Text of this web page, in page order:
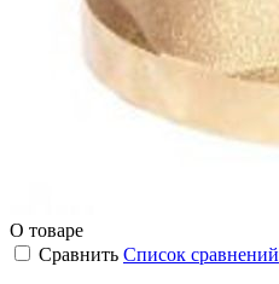
О товаре
Сравнить Список сравнений